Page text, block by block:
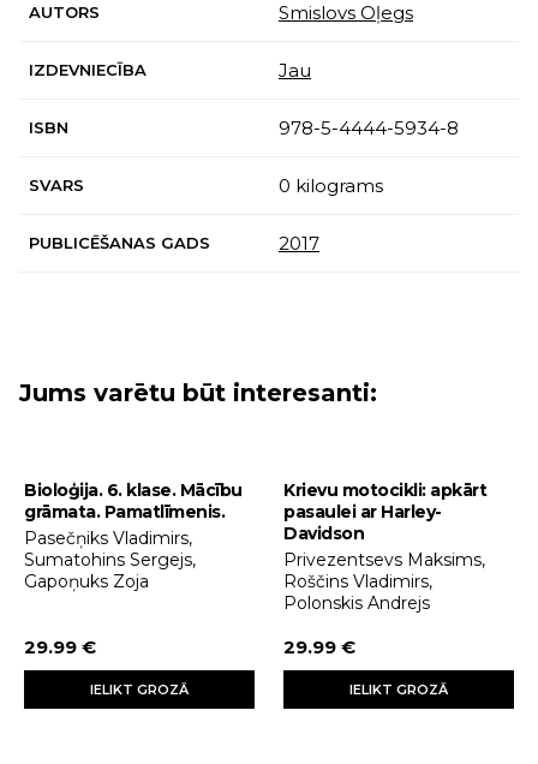
AUTORS Smislovs Oļegs
IZDEVNIECĪBA Jau
ISBN 978-5-4444-5934-8
SVARS 0 kilograms
PUBLICĒŠANAS GADS 2017
Jums varētu būt interesanti:
Bioloģija. 6. klase. Mācību
grāmata. Pamatlīmenis.
Pasečņiks Vladimirs,
Sumatohins Sergejs,
Gapoņuks Zoja
29.99 €
IELIKT GROZĀ
Krievu motocikli: apkārt
pasaulei ar Harley-
Davidson
Privezentsevs Maksims,
Roščins Vladimirs,
Polonskis Andrejs
29.99 €
IELIKT GROZĀ